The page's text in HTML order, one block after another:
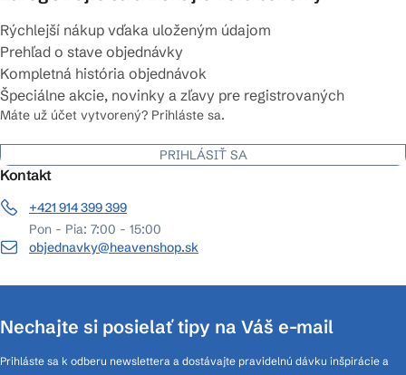
Rýchlejší nákup vďaka uloženým údajom
Prehľad o stave objednávky
Kompletná história objednávok
Špeciálne akcie, novinky a zľavy pre registrovaných
Máte už účet vytvorený? Prihláste sa.
PRIHLÁSIŤ SA
Kontakt
+421 914 399 399
Pon - Pia: 7:00 - 15:00
objednavky@heavenshop.sk
Nechajte si posielať tipy na Váš e-mail
Prihláste sa k odberu newslettera a dostávajte pravidelnú dávku inšpirácie a